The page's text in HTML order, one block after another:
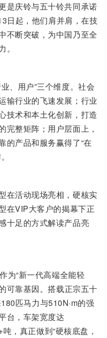
是庆铃与五十铃共同承诺
日起，他们肩并肩，在技
不断突破，为中国乃至全
、用户”三个维度。社会
输行业的飞速发展；行业
技术和本土化创新，打造
完整矩阵；用户层面上，
的产品和服务赢得了“在
在活动现场亮相，硬核实
在VIP大客户的揭幕下正
十足的方式解读产品亮
为“新一代高端全能轻
可靠基因。搭载正宗五十
匹马力与510N·m的强
台，车架宽度达
，真正做到“硬核底盘，